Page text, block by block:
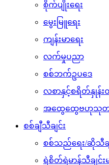
စိုက်ပျိုးရေး
မွေးမြူရေး
ကျန်းမာရေး
လက်မှုပညာ
စစ်ဘက်ဥပဒေ
လစာနှင့်စရိတ်နှုန်း
အထွေထွေဗဟုသု
စစ်ချီသီချင်း
စစ်သည်ရေး/ဆိုသီချ
ရဲစိတ်ရဲမာန်သီချင်းမ